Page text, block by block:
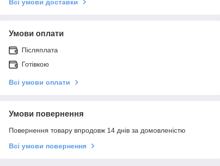
Всі умови доставки
Умови оплати
Післяплата
Готівкою
Всі умови оплати
Умови повернення
Повернення товару впродовж 14 днів за домовленістю
Всі умови повернення